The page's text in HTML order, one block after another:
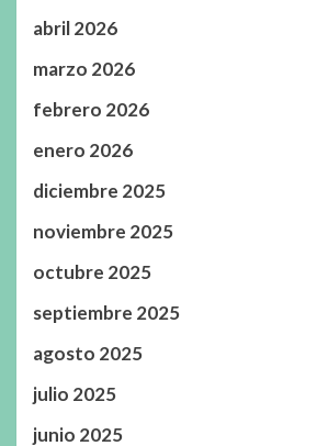
abril 2026
marzo 2026
febrero 2026
enero 2026
diciembre 2025
noviembre 2025
octubre 2025
septiembre 2025
agosto 2025
julio 2025
junio 2025